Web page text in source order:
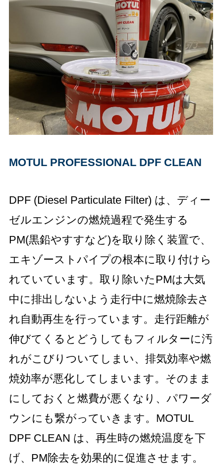
MOTUL PROFESSIONAL DPF CLEAN
DPF (Diesel Particulate Filter) は、ディー
ゼルエンジンの燃焼過程で発生する
PM(黒鉛やすすなど)を取り除く装置で、
エキゾーストパイプの根本に取り付けら
れていています。取り除いたPMは大気
中に排出しないよう走行中に燃焼除去さ
れ自動再生を行っています。走行距離が
伸びてくるとどうしてもフィルターに汚
れがこびりついてしまい、排気効率や燃
焼効率が悪化してしまいます。そのまま
にしておくと燃費が悪くなり、パワーダ
ウンにも繋がっていきます。MOTUL
DPF CLEAN は、再生時の燃焼温度を下
げ、PM除去を効果的に促進させます。